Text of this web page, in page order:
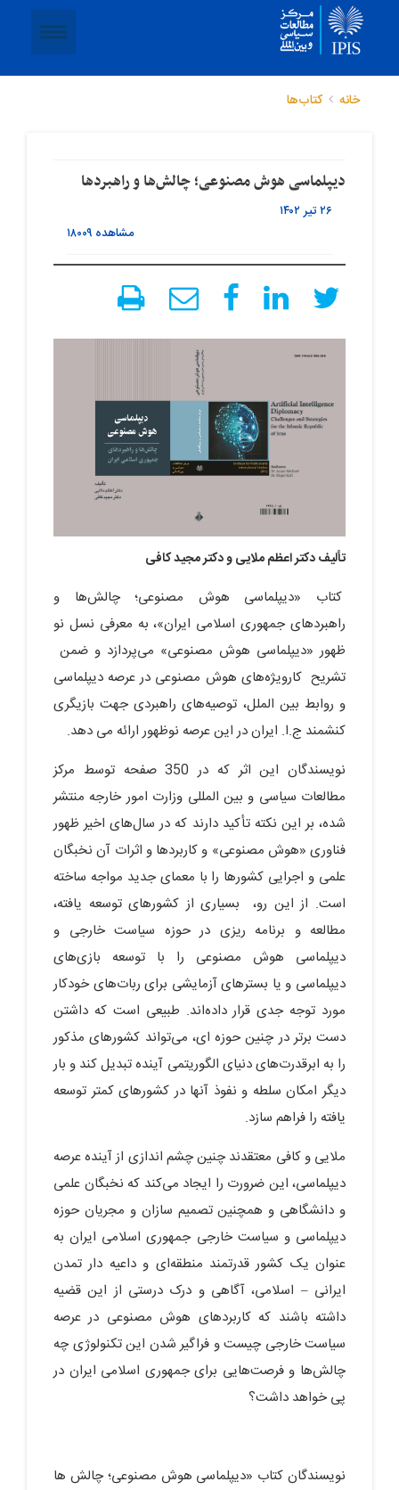
خانه کتاب‌ها
دیپلماسی هوش مصنوعی؛ چالش‌ها و راهبردها
۲۶ تیر ۱۴۰۲
مشاهده ۱۸۰۰۹
تألیف دکتر اعظم ملایی و دکتر مجید کافی
کتاب «دیپلماسی هوش مصنوعی؛ چالش‌ها و
راهبردهای جمهوری اسلامی ایران»، به معرفی نسل نو
ظهور «دیپلماسی هوش مصنوعی» می‌پردازد و ضمن
تشریح کارویژه‌های هوش مصنوعی در عرصه دیپلماسی
و روابط بین الملل، توصیه‌های راهبردی جهت بازیگری
کنشمند ج.ا. ایران در این عرصه نوظهور ارائه می دهد.
نویسندگان این اثر که در 350 صفحه توسط مرکز
مطالعات سیاسی و بین المللی وزارت امور خارجه منتشر
شده، بر این نکته تأکید دارند که در سال‌های اخیر ظهور
فناوری «هوش مصنوعی» و کاربردها و اثرات آن نخبگان
علمی و اجرایی کشورها را با معمای جدید مواجه ساخته
است. از این رو، بسیاری از کشور‌‌های توسعه یافته،
مطالعه و برنامه ریزی در حوزه سیاست خارجی و
دیپلماسی هوش مصنوعی را با توسعه بازی‌‌‌‌‌‌های
دیپلماسی و یا بستر‌‌های آزمایشی برای ربات‌‌‌‌‌‌های خودکار
مورد توجه جدی قرار داده‌اند. طبیعی است که داشتن
دست برتر در چنین حوزه ای، می‌تواند کشور‌‌های مذکور
را به ابرقدرت‌‌‌‌‌‌های دنیای الگوریتمی آینده تبدیل کند و بار
دیگر امکان سلطه و نفوذ آنها در کشور‌‌های کمتر توسعه
یافته را فراهم سازد.
ملایی و کافی معتقدند چنین چشم اندازی از آینده عرصه
دیپلماسی، این ضرورت را ایجاد می‌کند که نخبگان علمی
و دانشگاهی و همچنین تصمیم سازان و مجریان حوزه
دیپلماسی و سیاست خارجی جمهوری اسلامی ایران به
عنوان یک کشور قدرتمند منطقه‌ای و داعیه دار تمدن
ایرانی – اسلامی، آگاهی و درک درستی از این قضیه
داشته باشند که کاربردهای هوش مصنوعی در عرصه
سیاست خارجی چیست و فراگیر شدن این تکنولوژی چه
چالش‌ها و فرصت‌هایی برای جمهوری اسلامی ایران در
پی خواهد داشت؟
نویسندگان کتاب «دیپلماسی هوش مصنوعی؛ چالش ها